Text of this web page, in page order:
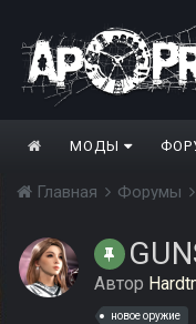
МОДЫ
Главная Форумы
Автор
новое оружие